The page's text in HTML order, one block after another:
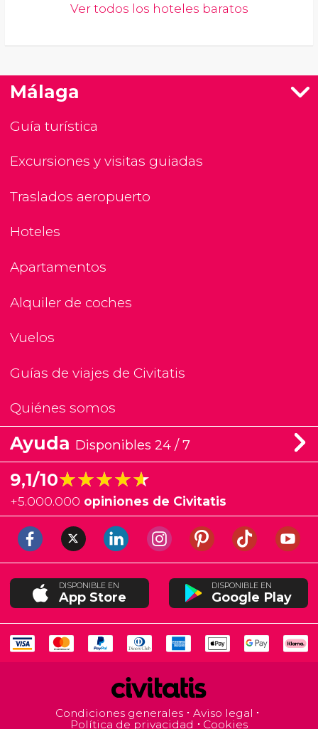
Ver todos los hoteles baratos
Málaga
Guía turística
Excursiones y visitas guiadas
Traslados aeropuerto
Hoteles
Apartamentos
Alquiler de coches
Vuelos
Guías de viajes de Civitatis
Quiénes somos
Ayuda Disponibles 24 / 7
9,1/10★★★★★
★★★★★
+5.000.000 opiniones de Civitatis
DISPONIBLE EN
App Store
DISPONIBLE EN
Google Play
Condiciones generales
Aviso legal
Política de privacidad
Cookies